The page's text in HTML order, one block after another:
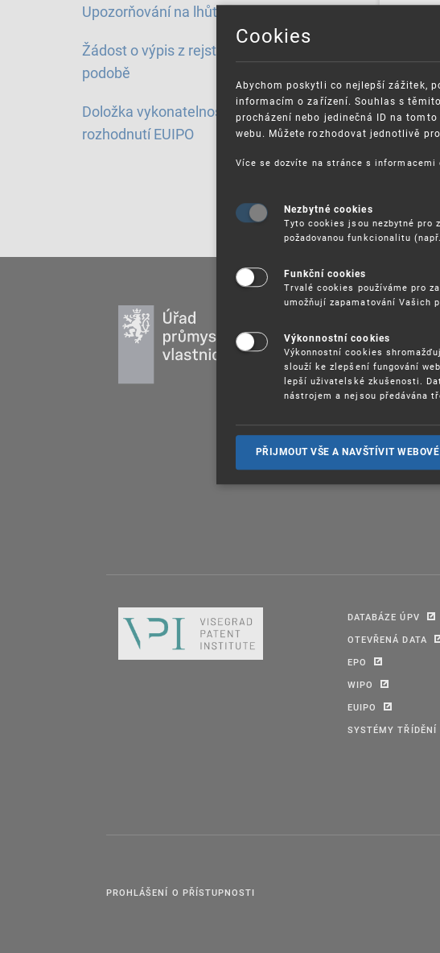
Upozorňování na lhůty
Žádost o výpis z rejstříku v el.
podobě
Doložka vykonatelnosti
rozhodnutí EUIPO
DUŠEVNÍMU
UŽITEČNÉ ODKAZY
PUBLIKACE
VZDĚLÁVÁNÍ
PRÁVNÍ PŘEDPISY
SPRÁVA COOKIES
DATABÁZE ÚPV
OTEVŘENÁ DATA
EPO
WIPO
EUIPO
SYSTÉMY TŘÍDĚNÍ
PROHLÁŠENÍ O PŘÍSTUPNOSTI
Cookies
Abychom poskytli co nejlepší zážitek,
informacím o zařízení. Souhlas s
procházení nebo jedinečná ID na
webu. Můžete rozhodovat jednotlivě
Více se dozvíte na stránce s informacemi
Nezbytné cookies
Tyto cookies jsou nezbytné pro
požadovanou funkcionalitu
Funkční cookies
Trvalé cookies používáme pro
umožňují zapamatování Vašich
Výkonnostní cookies
Výkonnostní cookies
slouží ke zlepšení fungování
lepší uživatelské zkušenosti.
nástrojem a nejsou předávána
PŘIJMOUT VŠE A NAVŠTÍVIT